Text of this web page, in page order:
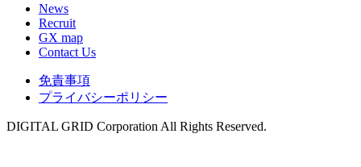
News
Recruit
GX map
Contact Us
免責事項
プライバシーポリシー
DIGITAL GRID Corporation All Rights Reserved.